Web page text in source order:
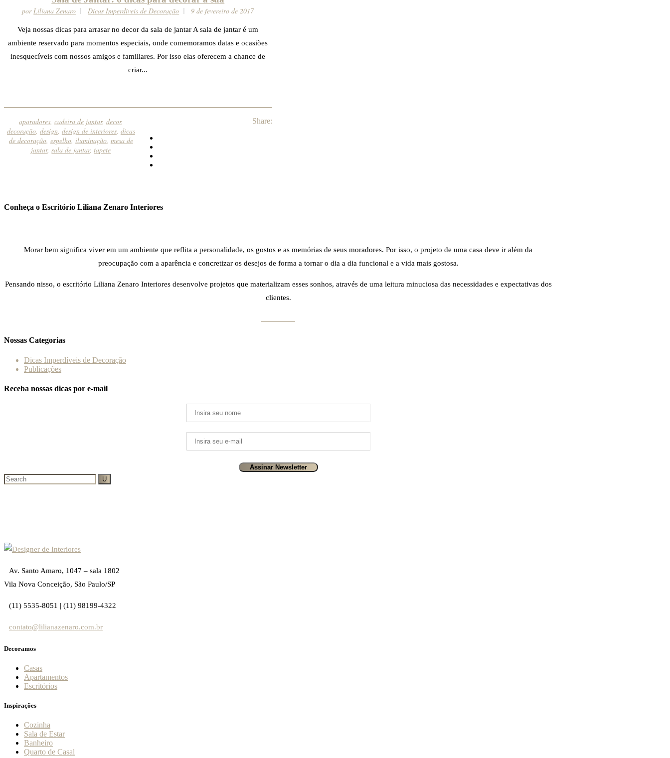
por Liliana Zenaro Dicas Imperdíveis de Decoração 9 de fevereiro de 2017
Veja nossas dicas para arrasar no decor da sala de jantar A sala de jantar é um
ambiente reservado para momentos especiais, onde comemoramos datas e ocasiões
inesquecíveis com nossos amigos e familiares. Por isso elas oferecem a chance de
criar...
aparadores, cadeira de jantar, decor,
decoração, design design de interiores, dicas
de decoração, espelho, iluminação, mesa de
jantar,sala de jantar,tapete
Share:
Conheça o Escritório Liliana Zenaro Interiores
Morar bem significa viver em um ambiente que reflita a personalidade, os gostos e as memórias de seus moradores. Por isso, o projeto de uma casa deve ir além da
preocupação com a aparência e concretizar os desejos de forma a tornar o dia a dia funcional e a vida mais gostosa.
Pensando nisso, o escritório Liliana Zenaro Interiores desenvolve projetos que materializam esses sonhos, através de uma leitura minuciosa das necessidades e expectativas dos
clientes.
Nossas Categorias
Dicas Imperdíveis de Decoração
Publicações
Receba nossas dicas por e-mail
Av. Santo Amaro, 1047 – sala 1802
Vila Nova Conceição, São Paulo/SP
(11) 5535-8051 | (11) 98199-4322
contato@lilianazenaro.com.br
Decoramos
Casas
Apartamentos
Escritórios
Inspirações
Cozinha
Sala de Estar
Banheiro
Quarto de Casal